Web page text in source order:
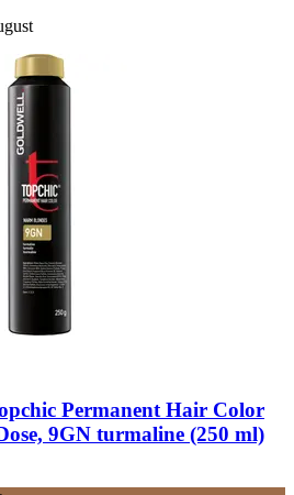
Permanent Hair Color
9GN turmaline (250 ml)